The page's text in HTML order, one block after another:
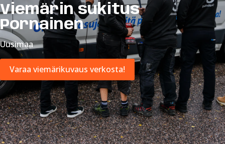
Viemärin sukitus
Pornainen
Uusimaa
Varaa viemärikuvaus verkosta!